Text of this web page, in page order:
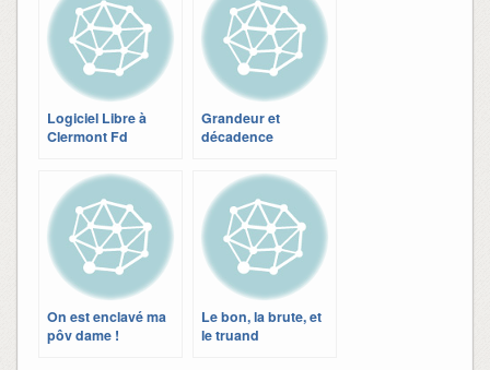
Logiciel Libre à
Clermont Fd
Grandeur et
décadence
On est enclavé ma
pôv dame !
Le bon, la brute, et
le truand